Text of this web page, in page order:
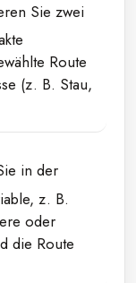
Sie zwei
Route
(z. B. Stau,
in der
z. B.
oder
die Route